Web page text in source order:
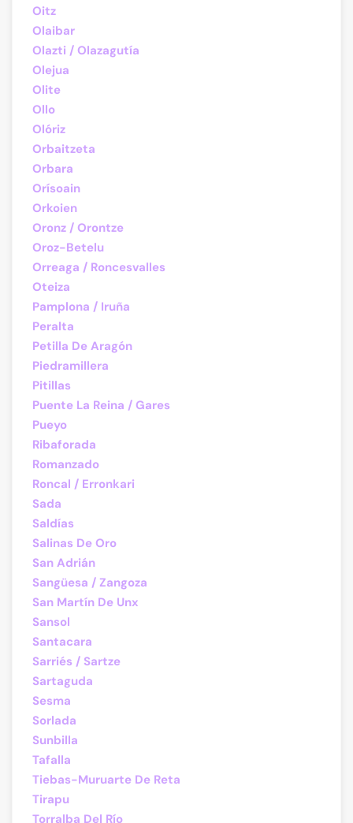
Oitz
Olaibar
Olazti / Olazagutía
Olejua
Olite
Ollo
Olóriz
Orbaitzeta
Orbara
Orísoain
Orkoien
Oronz / Orontze
Oroz-Betelu
Orreaga / Roncesvalles
Oteiza
Pamplona / Iruña
Peralta
Petilla De Aragón
Piedramillera
Pitillas
Puente La Reina / Gares
Pueyo
Ribaforada
Romanzado
Roncal / Erronkari
Sada
Saldías
Salinas De Oro
San Adrián
Sangüesa / Zangoza
San Martín De Unx
Sansol
Santacara
Sarriés / Sartze
Sartaguda
Sesma
Sorlada
Sunbilla
Tafalla
Tiebas-Muruarte De Reta
Tirapu
Torralba Del Río